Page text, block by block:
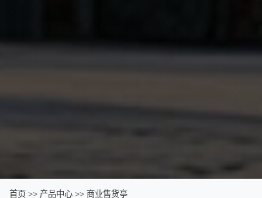
首页 >> 产品中心 >> 商业售货亭